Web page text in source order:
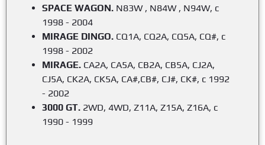
SPACE WAGON. N83W , N84W , N94W, с
1998 - 2004
MIRAGE DINGO. CQ1A, CQ2A, CQ5A, CQ#, с
1998 - 2002
MIRAGE. CA2A, CA5A, CB2A, CB5A, CJ2A,
CJ5A, CK2A, CK5A, CA#,CB#, CJ#, CK#, с 1992
- 2002
3000 GT. 2WD, 4WD, Z11A, Z15A, Z16A, с
1990 - 1999